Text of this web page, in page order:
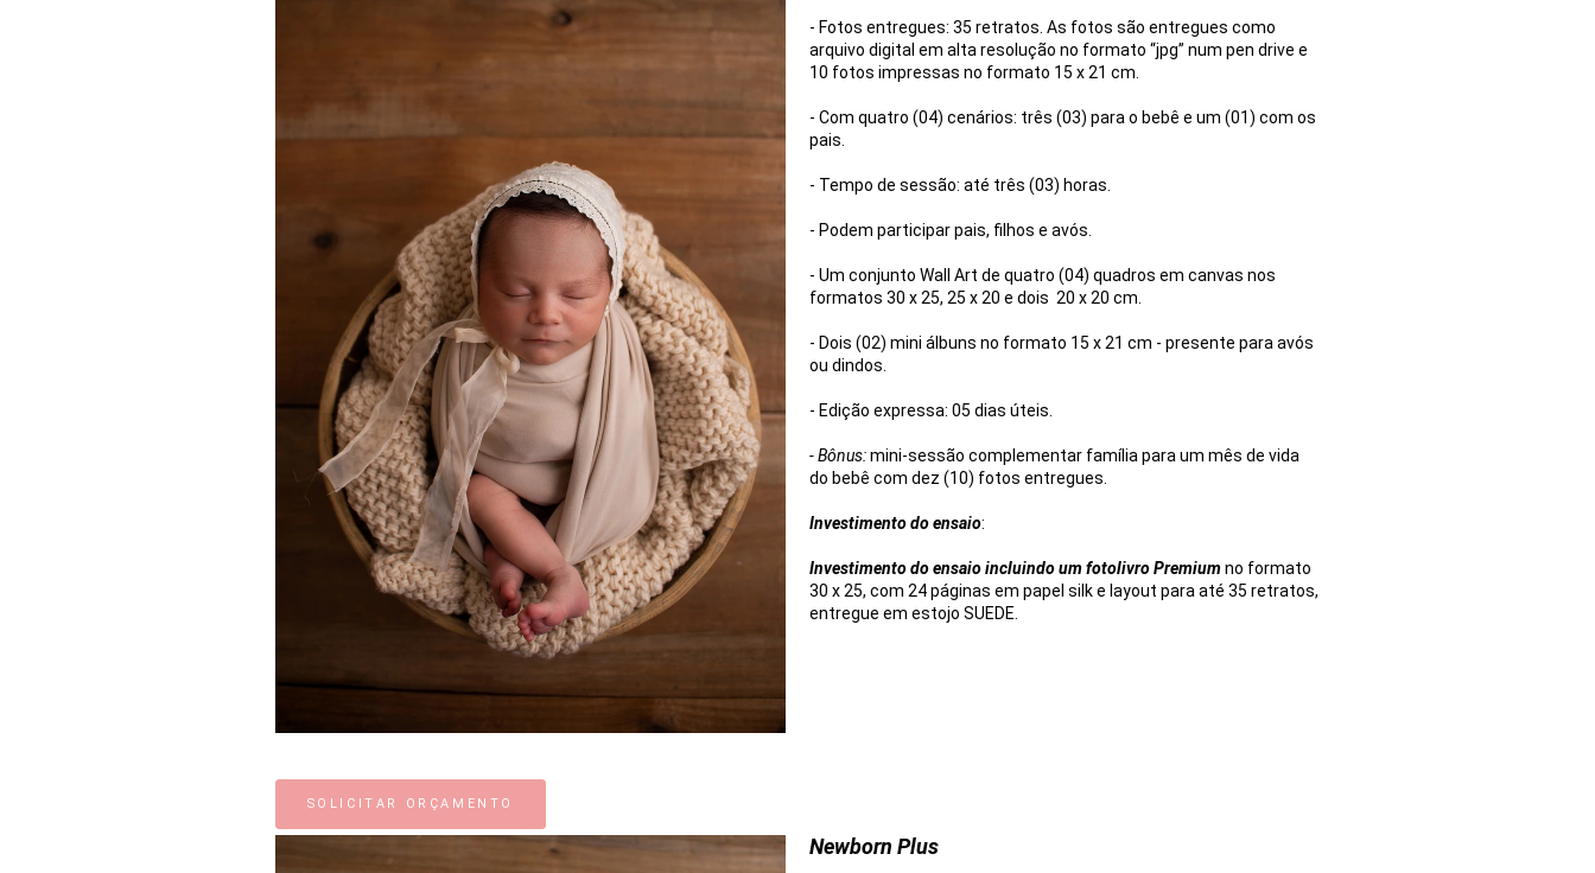
- Fotos entregues: 35 retratos. As fotos são entregues como
arquivo digital em alta resolução no formato “jpg” num pen drive e
10 fotos impressas no formato 15 x 21 cm.
- Com quatro (04) cenários: três (03) para o bebê e um (01) com os
pais.
- Tempo de sessão: até três (03) horas.
- Podem participar pais, filhos e avós.
- Um conjunto Wall Art de quatro (04) quadros em canvas nos
formatos 30 x 25, 25 x 20 e dois 20 x 20 cm.
- Dois (02) mini álbuns no formato 15 x 21 cm - presente para avós
ou dindos.
- Edição expressa: 05 dias úteis.
- Bônus:mini-sessão complementar família para um mês de vida
do bebê com dez (10) fotos entregues.
Investimento do ensaio:
Investimento do ensaio incluindo um fotolivro Premium no formato
30 x 25, com 24 páginas em papel silk e layout para até 35 retratos,
entregue em estojo SUEDE.
SOLICITAR ORÇAMENTO
Newborn Plus